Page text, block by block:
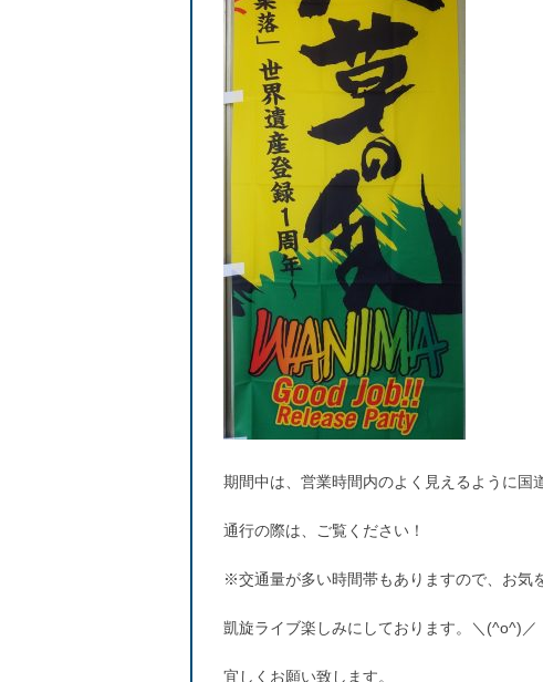
期間中は、営業時間内のよく見えるように国
通行の際は、ご覧ください！
※交通量が多い時間帯もありますので、お気
凱旋ライブ楽しみにしております。＼(^o^)／
宜しくお願い致します。